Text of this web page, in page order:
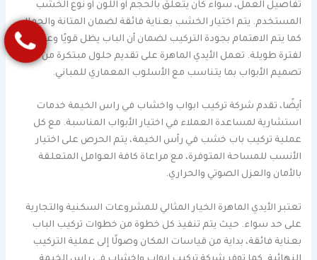
تفاصيل العمل، سواء كان يتعلق بالحجم أو اللون أو نوع الخشب
المستخدم. يتم اختيار الخشب بعناية فائقة لضمان المتانة والجمال،
كما يتم الاهتمام بجودة التركيب لضمان أن الباب يظل قويًا وعمليًا
لفترة طويلة. تعمل الأيدي الماهرة على تقديم حلول مبتكرة من حيث
تصميم الأبواب بما يتناسب مع الأسلوب المعماري للمباني.
أيضًا، تقدم شركة تركيب ابواب واخشاب في راس الخيمة خدمات
استشارية لمساعدة العملاء في اختيار الأبواب المناسبة. مع كل
عملية تركيب باب خشب في رأس الخيمة، يتم الحرص على اختيار
الأنسب للمساحة المتوفرة، مع مراعاة كافة العوامل المتعلقة
بالأمان والعزل الصوتي والحراري.
تعتبر الأيدي الماهرة الخيار المثالي للمشروعات السكنية والتجارية
على حد سواء. حيث يتم تنفيذ كل خطوة من خطوات تركيب الباب
بعناية فائقة، بداية من قياسات المكان وصولًا إلى عملية التركيب